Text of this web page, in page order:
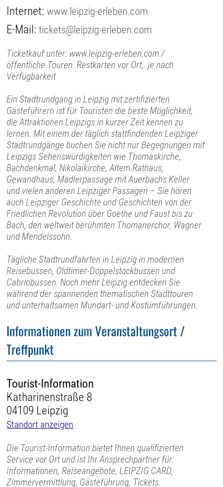
Internet:www.leipzig-erleben.com
E-Mail:tickets@leipzig-erleben.com
Ticketkauf unter: www.leipzig-erleben.com /
öffentliche Touren. Restkarten vor Ort, je nach
Verfügbarkeit
Ein Stadtrundgang in Leipzig mit zertifizierten
Gästeführern ist für Touristen die beste Möglichkeit,
die Attraktionen Leipzigs in kurzer Zeit kennen zu
lernen. Mit einem der täglich stattfindenden Leipziger
Stadtrundgänge buchen Sie nicht nur Begegnungen mit
Leipzigs Sehenswürdigkeiten wie Thomaskirche,
Bachdenkmal, Nikolaikirche, Altem Rathaus,
Gewandhaus, Mädlerpassage mit Auerbachs Keller
und vielen anderen Leipziger Passagen – Sie hören
auch Leipziger Geschichte und Geschichten von der
Friedlichen Revolution über Goethe und Faust bis zu
Bach, den weltweit berühmten Thomanerchor, Wagner
und Mendelssohn.
Tägliche Stadtrundfahrten in Leipzig in modernen
Reisebussen, Oldtimer-Doppelstockbussen und
Cabriobussen. Noch mehr Leipzig entdecken Sie
während der spannenden thematischen Stadttouren
und unterhaltsamen Mundart- und Kostümführungen.
Informationen zum Veranstaltungsort /
Treffpunkt
Tourist-Information
Katharinenstraße 8
04109 Leipzig
Standort anzeigen
Die Tourist-Information bietet Ihnen qualifizierten
Service vor Ort und ist Ihr Ansprechpartner für:
Informationen, Reiseangebote, LEIPZIG CARD,
Zimmervermittlung, Gästeführung, Tickets.